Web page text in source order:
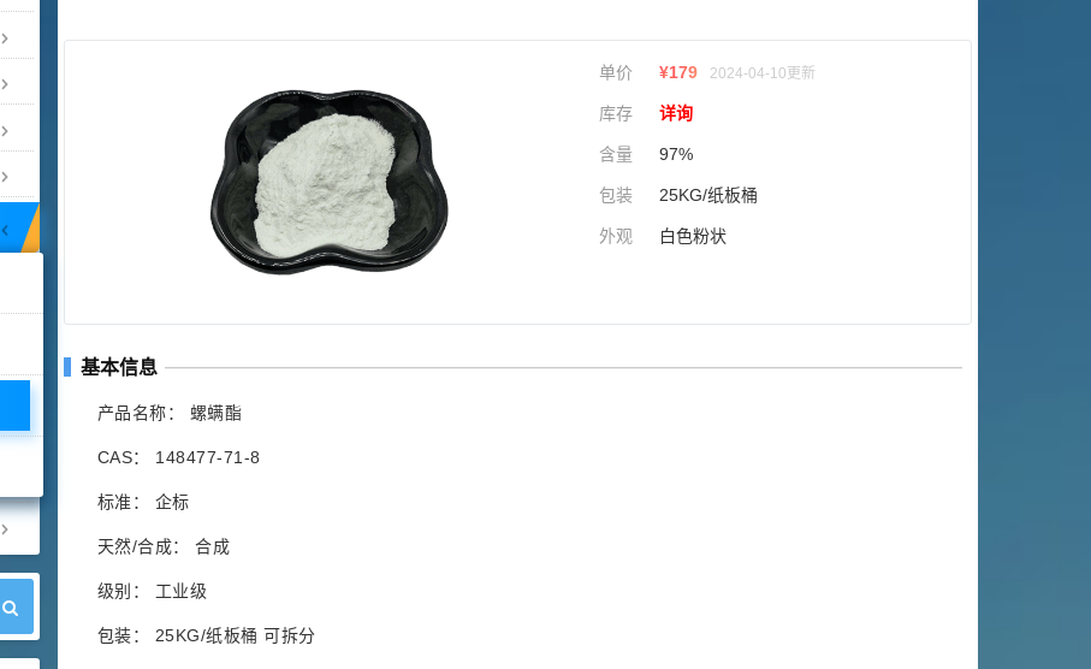
单价 ¥179 2024-04-10更新
库存 详询
含量 97%
包装 25KG/纸板桶
外观 白色粉状
基本信息
产品名称： 螺螨酯
CAS： 148477-71-8
标准： 企标
天然/合成： 合成
级别： 工业级
包装： 25KG/纸板桶 可拆分